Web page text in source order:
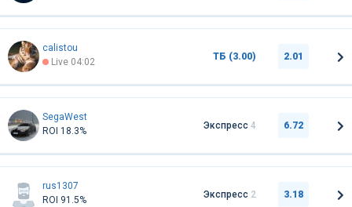
calistou
Live 04:02
ТБ (3.00) 2.01
SegaWest
ROI 18.3%
Экспресс 4 6.72
rus1307
ROI 91.5%
Экспресс 2 3.18